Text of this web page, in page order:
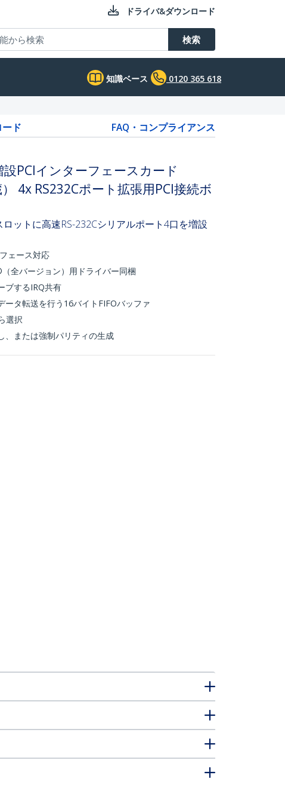
ドライバ&ダウンロード
検索
知識ベース 0120 365 618
ド
FAQ・コンプライアンス
PCIインターフェースカード
） 4x RS232Cポート拡張用PCI接続ボ
ットに高速RS-232Cシリアルポート4口を増設
ェース対応
全バージョン）用ドライバー同梱
ブするIRQ共有
ータ転送を行う16バイトFIFOバッファ
選択
、または強制パリティの生成